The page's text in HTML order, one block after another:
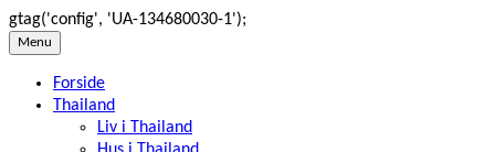
gtag('config', 'UA-134680030-1');
Skip
content
Menu
Forside
Thailand
Liv i Thailand